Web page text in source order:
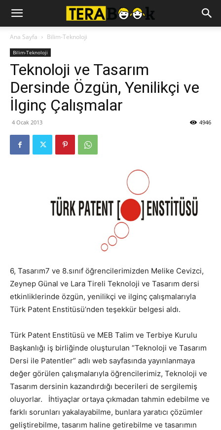
Ana Sayfa Bilim-Teknoloji
Bilim-Teknoloji
Teknoloji ve Tasarım
Dersinde Özgün, Yenilikçi ve
İlginç Çalışmalar
4 Ocak 2013 4946
6, Tasarım7 ve 8.sınıf öğrencilerimizden Melike Cevizci,
Zeynep Günal ve Lara Tireli Teknoloji ve Tasarım dersi
etkinliklerinde özgün, yenilikçi ve ilginç çalışmalarıyla
Türk Patent Enstitüsü’nden teşekkür belgesi aldı.
Türk Patent Enstitüsü ve MEB Talim ve Terbiye Kurulu
Başkanlığı iş birliğinde oluşturulan “Teknoloji ve Tasarım
Dersi ile Patentler” adlı web sayfasında yayınlanmaya
değer görülen çalışmalarıyla öğrencilerimiz, Teknoloji ve
Tasarım dersinin kazandırdığı becerileri de sergilemiş
oluyorlar. İhtiyaçlar ortaya çıkmadan tahmin edebilme ve
farklı sorunları yakalayabilme, bunlara yaratıcı çözümler
geliştirebilme, tasarım haline getirebilme ve tasarımın